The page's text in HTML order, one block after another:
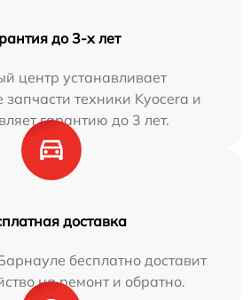
до 3-х лет
центр устанавливает
техники Kyocera и
гарантию до 3 лет.
доставка
бесплатно доставит
на ремонт и обратно.